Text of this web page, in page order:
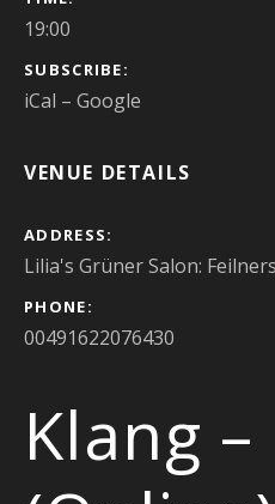
19:00
SUBSCRIBE
iCal Google
VENUE DETAILS
ADDRESS
Lilia's Grüner Salon:
PHONE
00491622076430
Klang